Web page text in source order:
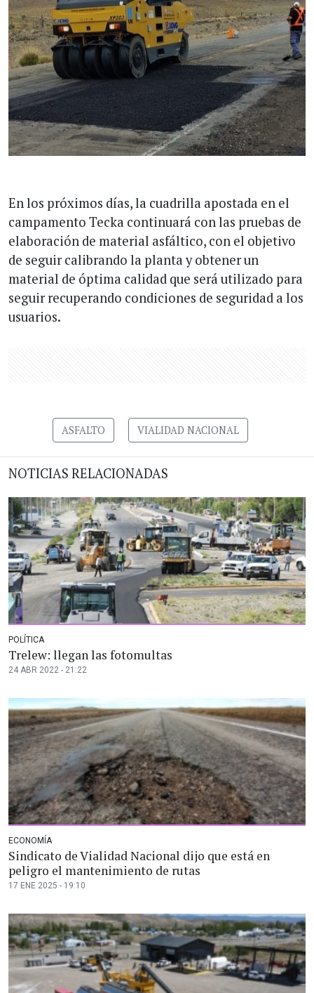
En los próximos días, la cuadrilla apostada en el
campamento Tecka continuará con las pruebas de
elaboración de material asfáltico, con el objetivo
de seguir calibrando la planta y obtener un
material de óptima calidad que será utilizado para
seguir recuperando condiciones de seguridad a los
usuarios.
ASFALTO VIALIDAD NACIONAL
NOTICIAS RELACIONADAS
POLÍTICA
Trelew: llegan las fotomultas
24 ABR 2022 - 21:22
ECONOMÍA
Sindicato de Vialidad Nacional dijo que está en
peligro el mantenimiento de rutas
17 ENE 2025 - 19:10